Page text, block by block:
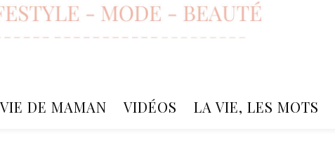
VIE DE MAMAN VIDÉOS LA VIE, LES MOTS